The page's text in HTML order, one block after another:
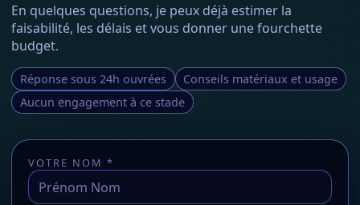
En quelques questions, je peux déjà estimer la
faisabilité, les délais et vous donner une fourchette
budget.
Réponse sous 24h ouvrées
Conseils matériaux et usage
Aucun engagement à ce stade
VOTRE NOM *